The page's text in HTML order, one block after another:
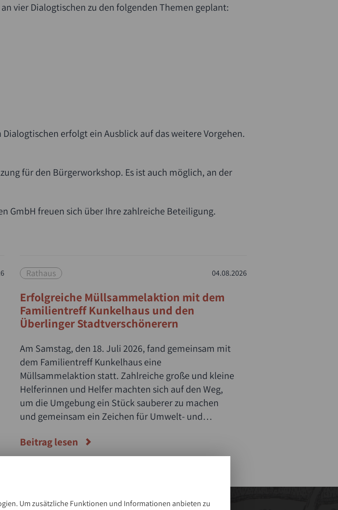
vier Dialogtischen zu den folgenden Themen geplant:
erfolgt ein Ausblick auf das weitere Vorgehen.
für den Bürgerworkshop. Es ist auch möglich, an der
GmbH freuen sich über Ihre zahlreiche Beteiligung.
Rathaus 04.08.2026
Erfolgreiche Müllsammelaktion mit dem
Familientreff Kunkelhaus und den
Überlinger Stadtverschönerern
Am Samstag, den 18. Juli 2026, fand gemeinsam mit
dem Familientreff Kunkelhaus eine
Müllsammelaktion statt. Zahlreiche große und kleine
Helferinnen und Helfer machten sich auf den Weg,
um die Umgebung ein Stück sauberer zu machen
und gemeinsam ein Zeichen für Umwelt- und
Beitrag lesen
Um zusätzliche Funktionen und Informationen anbieten zu